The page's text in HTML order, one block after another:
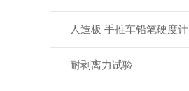
人造板 手推车铅笔硬度计
耐剥离力试验